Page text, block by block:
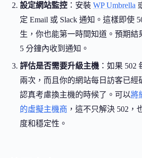
設定網站監控 ：安裝 WP Umbrella
定 Email 或 Slack 通知。這樣即使
生，你也能第一時間知道。預期結
5 分鐘內收到通知。
評估是否需要升級主機 ：如果 502
兩次，而且你的網站每日訪客已經
認真考慮換主機的時候了。可以將
的虛擬主機商 ，這不只解決 502，
度和穩定性。